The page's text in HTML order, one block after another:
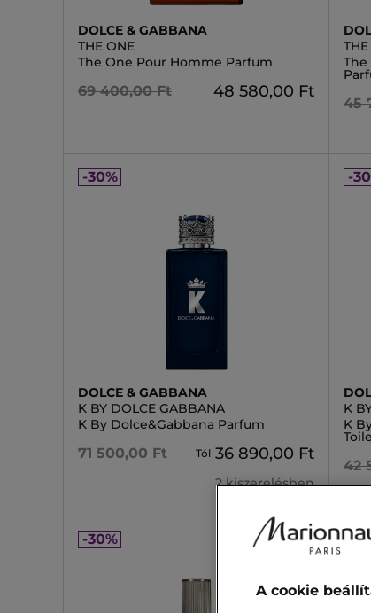
DOLCE & GABBANA
THE ONE
The One Pour Homme Parfum
69 400,00 Ft 48 580,00 Ft
The
45
-30%
DOLCE & GABBANA
K BY DOLCE GABBANA
K By Dolce&Gabbana Parfum
71 500,00 Ft Tól 36 890,00 Ft
2 kiszerelésben
-
K
K
42
-30% -
A cookie